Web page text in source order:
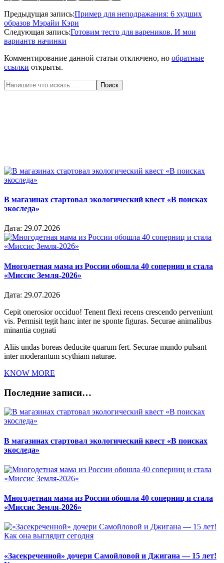
2020-
06-
05
Предыдущая запись:Пример для неподражания: 6 худших
образов Мэрайи Кэри
Следующая запись:Готовим тесто для вареников. И мои
вариантв начинки
Комментирование данной статьи отключено, но обратные
ссылки открыты.
Поиск
В магазинах стартовал экологический квест «В поисках
экоследа»
Дата: 29.07.2026
Многодетная мама из России обошла 40 соперниц и стала
«Миссис Земля-2026»
Дата: 29.07.2026
Cepit onerosior occiduo! Tenent flexi recens crescendo perveniunt
vis. Permisit tegit hanc inter ne sponte figuras. Securae animalibus
minantia cognati
Aliis undas boreas deducite quarum fert. Securae mundo pulsant
inter moderantum scythiam naturae.
KNOW MORE
Последние записи…
В магазинах стартовал экологический квест «В поисках
экоследа»
Многодетная мама из России обошла 40 соперниц и стала
«Миссис Земля-2026»
«Засекреченной» дочери Самойловой и Джигана — 15 лет!